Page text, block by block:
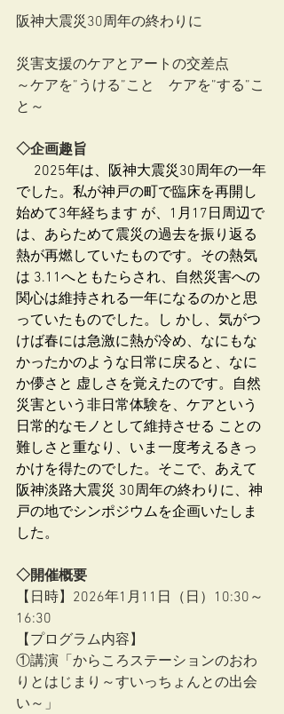
阪神大震災30周年の終わりに
災害支援のケアとアートの交差点
～ケアを”うける”こと　ケアを”する”こ
と～
◇企画趣旨
2025年は、阪神大震災30周年の一年
でした。私が神戸の町で臨床を再開し
始めて3年経ちます が、1月17日周辺で
は、あらためて震災の過去を振り返る
熱が再燃していたものです。その熱気
は 3.11へともたらされ、自然災害への
関心は維持される一年になるのかと思
っていたものでした。し かし、気がつ
けば春には急激に熱が冷め、なにもな
かったかのような日常に戻ると、なに
か儚さと 虚しさを覚えたのです。自然
災害という非日常体験を、ケアという
日常的なモノとして維持させる ことの
難しさと重なり、いま一度考えるきっ
かけを得たのでした。そこで、あえて
阪神淡路大震災 30周年の終わりに、神
戸の地でシンポジウムを企画いたしま
した。
◇開催概要
【日時】2026年1月11日（日）10:30～
16:30
【プログラム内容】
①講演「からころステーションのおわ
りとはじまり～すいっちょんとの出会
い～」